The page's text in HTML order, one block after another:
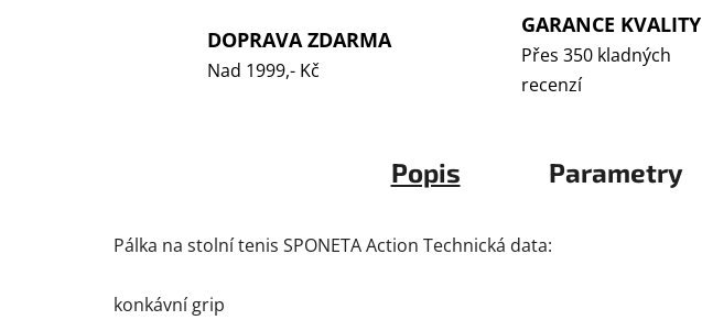
DOPRAVA ZDARMA
Nad 1999,- Kč
GARANCE KVALITY
Přes 350 kladných
recenzí
Popis Parametry
Pálka na stolní tenis SPONETA Action Technická data:
konkávní grip